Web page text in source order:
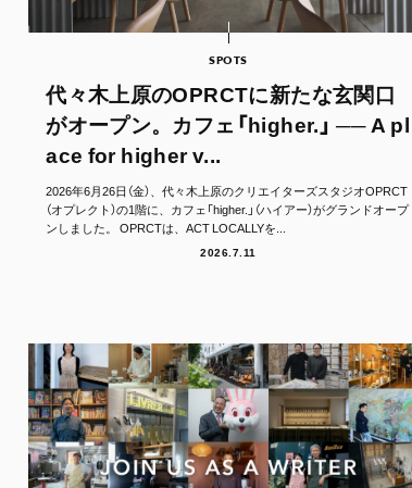
SPOTS
代々木上原のOPRCTに新たな玄関口
がオープン。カフェ「higher.」 ── A pl
ace for higher v...
2026年6月26日（金）、代々木上原のクリエイターズスタジオOPRCT
（オプレクト）の1階に、カフェ「higher.」（ハイアー）がグランドオープ
ンしました。 OPRCTは、ACT LOCALLYを...
2026.7.11